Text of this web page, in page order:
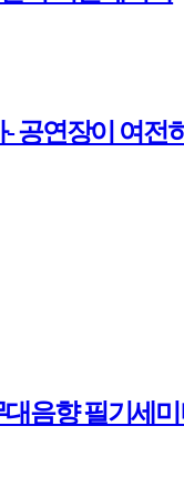
공연장이 여전
대음향 필기세